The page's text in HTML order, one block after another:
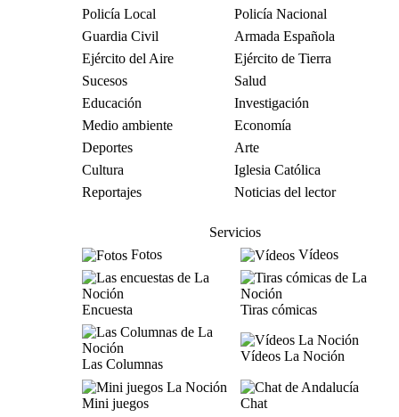
Policía Local
Policía Nacional
Guardia Civil
Armada Española
Ejército del Aire
Ejército de Tierra
Sucesos
Salud
Educación
Investigación
Medio ambiente
Economía
Deportes
Arte
Cultura
Iglesia Católica
Reportajes
Noticias del lector
Servicios
Fotos
Vídeos
Encuesta Tiras cómicas
Las Columnas
Vídeos La Noción
Mini juegos
Chat